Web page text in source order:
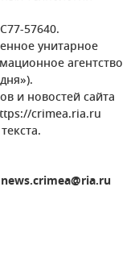
57640.
унитарное
агентство
и новостей сайта
crimea.ria.ru
news.crimea@ria.ru